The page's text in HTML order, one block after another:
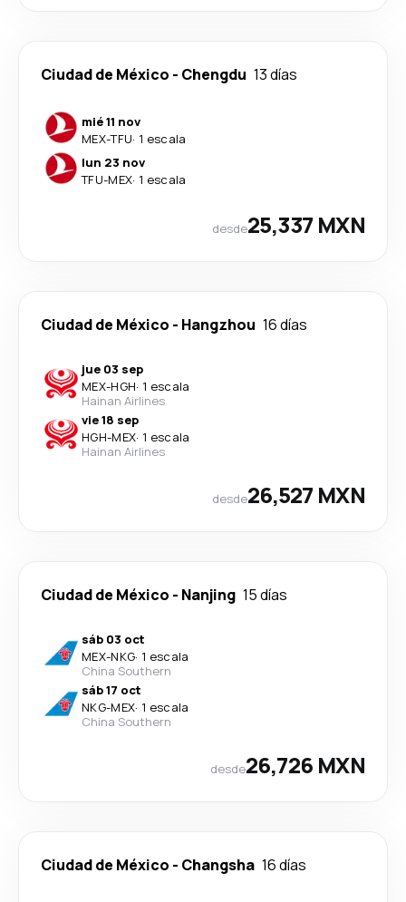
Ciudad de México - Chengdu 13 días
mié 11 nov
MEX-TFU· 1 escala
lun 23 nov
TFU-MEX· 1 escala
desde25,337 MXN
Ciudad de México - Hangzhou 16 días
jue 03 sep
MEX-HGH· 1 escala
Hainan Airlines
vie 18 sep
HGH-MEX· 1 escala
Hainan Airlines
desde26,527 MXN
Ciudad de México - Nanjing 15 días
sáb 03 oct
MEX-NKG· 1 escala
China Southern
sáb 17 oct
NKG-MEX· 1 escala
China Southern
desde26,726 MXN
Ciudad de México - Changsha 16 días